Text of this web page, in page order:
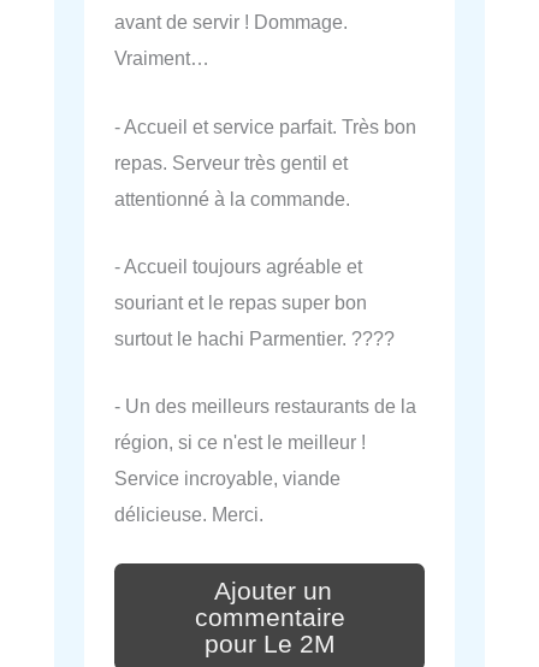
avant de servir ! Dommage.
Vraiment…
- Accueil et service parfait. Très bon
repas. Serveur très gentil et
attentionné à la commande.
- Accueil toujours agréable et
souriant et le repas super bon
surtout le hachi Parmentier. ????
- Un des meilleurs restaurants de la
région, si ce n'est le meilleur !
Service incroyable, viande
délicieuse. Merci.
Ajouter un
commentaire
pour Le 2M